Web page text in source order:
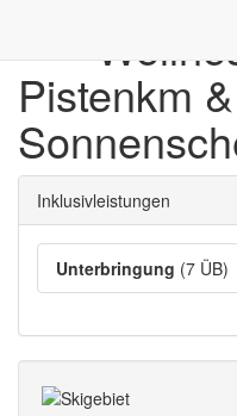
****
Pistenkm
Inklusivleistungen
Unterbringung (7 ÜB)